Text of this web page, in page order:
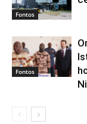
Fontos
Fontos